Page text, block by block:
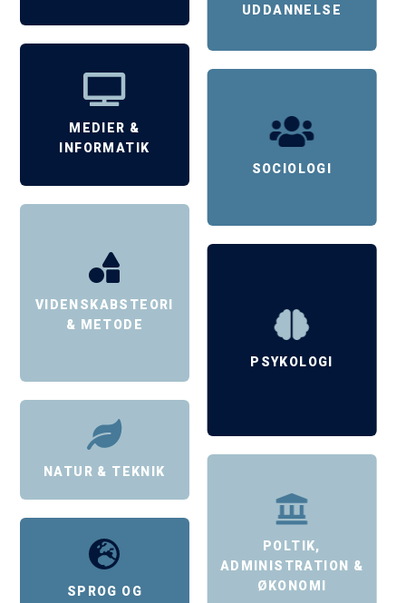
UDDANNELSE
MEDIER &
INFORMATIK
SOCIOLOGI
VIDENSKABSTEORI
& METODE
PSYKOLOGI
NATUR & TEKNIK
POLTIK,
ADMINISTRATION &
ØKONOMI
SPROG OG